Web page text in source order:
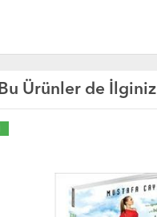
Bu Ürünler de